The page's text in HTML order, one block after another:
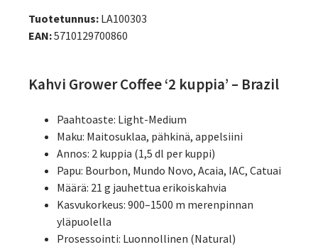
Tuotetunnus: LA100303
EAN:5710129700860
Kahvi Grower Coffee ‘2 kuppia’ – Brazil
Paahtoaste: Light-Medium
Maku: Maitosuklaa, pähkinä, appelsiini
Annos: 2 kuppia (1,5 dl per kuppi)
Papu: Bourbon, Mundo Novo, Acaia, IAC, Catuai
Määrä: 21 g jauhettua erikoiskahvia
Kasvukorkeus: 900–1500 m merenpinnan
yläpuolella
Prosessointi: Luonnollinen (Natural)